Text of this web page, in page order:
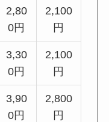
2,80
0円
2,100
円
3,30
0円
2,100
円
3,90
0円
2,800
円